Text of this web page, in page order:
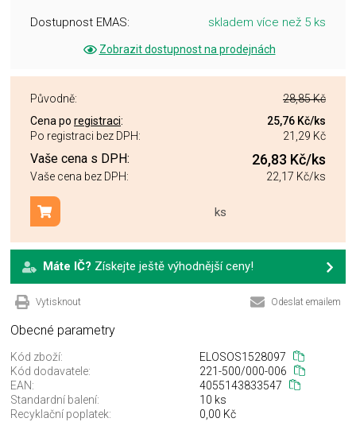
Dostupnost EMAS: skladem více než 5 ks
Zobrazit dostupnost na prodejnách
Původně:
28,85 Kč
Cena po registraci: 25,76 Kč/ks
Po registraci bez DPH:
21,29 Kč
Vaše cena s DPH: 26,83 Kč/ks
Vaše cena bez DPH: 22,17 Kč/ks
ks
Přidat do košíku
Máte IČ? Získejte ještě výhodnější ceny!
Vytisknout Odeslat emailem
Obecné parametry
Kód zboží:
ELOSOS1528097
Kód dodavatele:
221-500/000-006
EAN:
4055143833547
Standardní balení:
10 ks
Recyklační poplatek:
0,00 Kč